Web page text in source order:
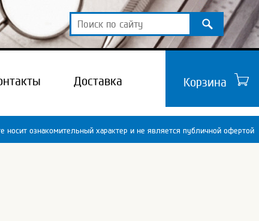
Доставка Корзина
носит ознакомительный характер и не является публичной офертой